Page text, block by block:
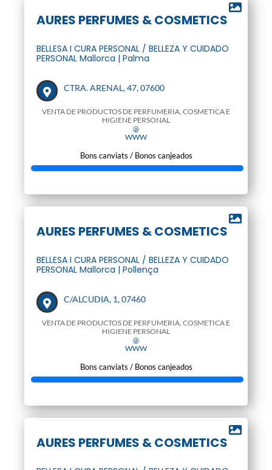
AURES PERFUMES & COSMETICS
BELLESA I CURA PERSONAL / BELLEZA Y CUIDADO
PERSONAL Mallorca | Palma
CTRA. ARENAL, 47, 07600
VENTA DE PRODUCTOS DE PERFUMERIA, COSMETICA E
HIGIENE PERSONAL
@
WWW
Bons canviats / Bonos canjeados
AURES PERFUMES & COSMETICS
BELLESA I CURA PERSONAL / BELLEZA Y CUIDADO
PERSONAL Mallorca | Pollença
C/ALCUDIA, 1, 07460
VENTA DE PRODUCTOS DE PERFUMERIA, COSMETICA E
HIGIENE PERSONAL
@
WWW
Bons canviats / Bonos canjeados
AURES PERFUMES & COSMETICS